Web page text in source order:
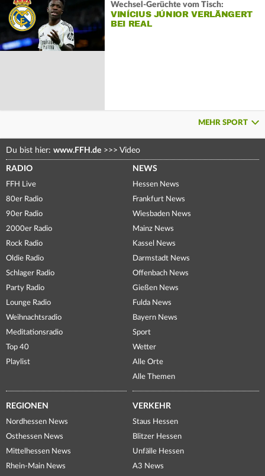
Wechsel-Gerüchte vom Tisch:
VINÍCIUS JÚNIOR VERLÄNGERT
BEI REAL
MEHR SPORT
Du bist hier: www.FFH.de >>> Video
RADIO
FFH Live
80er Radio
90er Radio
2000er Radio
Rock Radio
Oldie Radio
Schlager Radio
Party Radio
Lounge Radio
Weihnachtsradio
Meditationsradio
Top 40
Playlist
NEWS
Hessen News
Frankfurt News
Wiesbaden News
Mainz News
Kassel News
Darmstadt News
Offenbach News
Gießen News
Fulda News
Bayern News
Sport
Wetter
Alle Orte
Alle Themen
REGIONEN
Nordhessen News
Osthessen News
Mittelhessen News
Rhein-Main News
VERKEHR
Staus Hessen
Blitzer Hessen
Unfälle Hessen
A3 News